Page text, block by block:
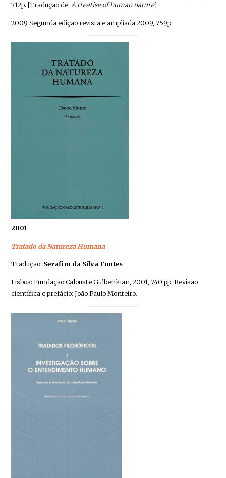
712p. [Tradução de:A treatise of human nature]
2009 Segunda edição revista e ampliada 2009, 759p.
2001
Tratado da Natureza Humana
Tradução: Serafim da Silva Fontes
Lisboa: Fundação Calouste Gulbenkian, 2001, 740 pp. Revisão
científica e prefácio: João Paulo Monteiro.